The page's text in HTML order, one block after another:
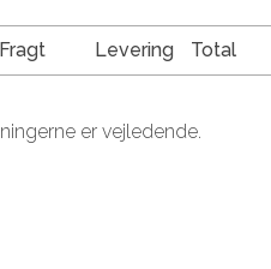
Fragt Levering Total
er vejledende.